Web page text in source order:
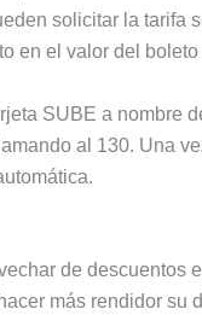
solicitar la tarifa
en el valor del
SUBE a nombre
al 130. Una
de descuentos
más rendidor su